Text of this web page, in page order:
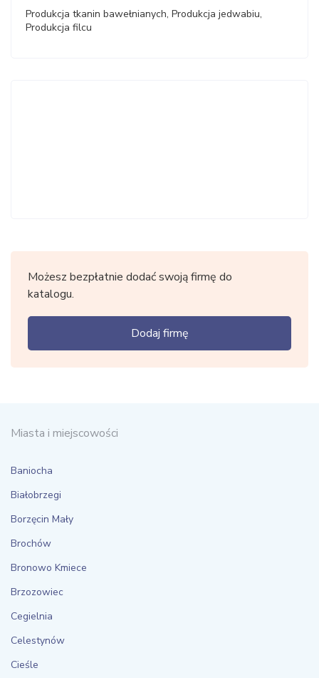
Produkcja tkanin bawełnianych, Produkcja jedwabiu,
Produkcja filcu
Możesz bezpłatnie dodać swoją firmę do
katalogu.
Dodaj firmę
Miasta i miejscowości
Baniocha
Białobrzegi
Borzęcin Mały
Brochów
Bronowo Kmiece
Brzozowiec
Cegielnia
Celestynów
Cieśle